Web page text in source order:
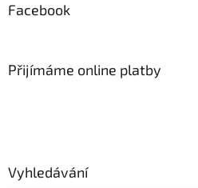
Facebook
Přijímáme online platby
Vyhledávání